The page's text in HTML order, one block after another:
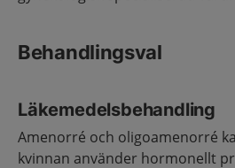
Behandlingsval
Läkemedelsbehandling
Amenorré och oligoamenorré
kvinnan använder hormonellt